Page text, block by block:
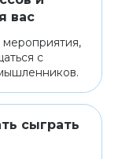
вас
с
сыграть